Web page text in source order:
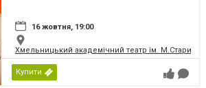
16 жовтня, 19:00
Хмельницький академічний театр ім.
Купити